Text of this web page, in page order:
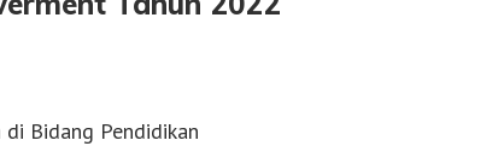
Bidang Pendidikan